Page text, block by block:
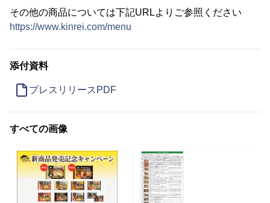
その他の商品については下記URLよりご参照ください
https://www.kinrei.com/menu
添付資料
プレスリリースPDF
すべての画像